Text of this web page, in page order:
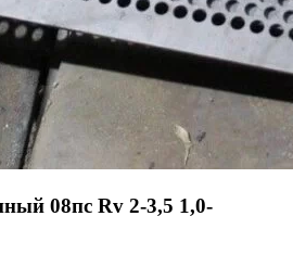
08пс Rv 2-3,5 1,0-